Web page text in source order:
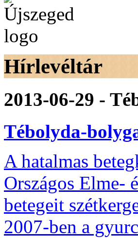
Hírlevéltár
2013-06-29 -
Tébolyda-
A hatalmas
Országos Elme-
betegeit
2007-ben a